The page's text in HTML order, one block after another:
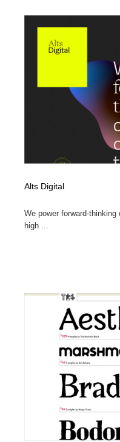
Alts Digital
We power forward-
high ...